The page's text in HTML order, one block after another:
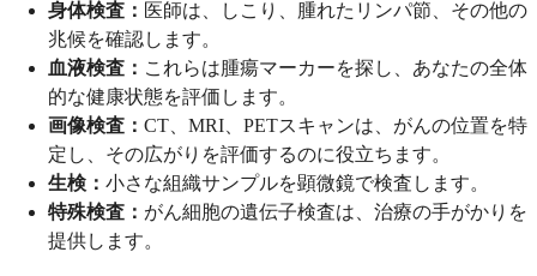
身体検査： 医師は、しこり、腫れたリンパ節、その他の
兆候を確認します。
血液検査： これらは腫瘍マーカーを探し、あなたの全体
的な健康状態を評価します。
画像検査： CT、MRI、PETスキャンは、がんの位置を特
定し、その広がりを評価するのに役立ちます。
生検： 小さな組織サンプルを顕微鏡で検査します。
特殊検査： がん細胞の遺伝子検査は、治療の手がかりを
提供します。